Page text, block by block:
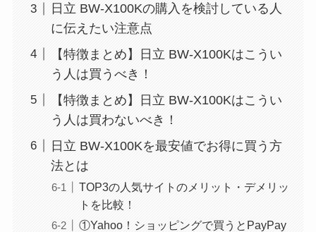
日立 BW-X100Kの購入を検討している人
に伝えたい注意点
【特徴まとめ】日立 BW-X100Kはこうい
う人は買うべき！
【特徴まとめ】日立 BW-X100Kはこうい
う人は買わないべき！
日立 BW-X100Kを最安値でお得に買う方
法とは
TOP3の人気サイトのメリット・デメリッ
トを比較！
①Yahoo！ショッピングで買うとPayPay